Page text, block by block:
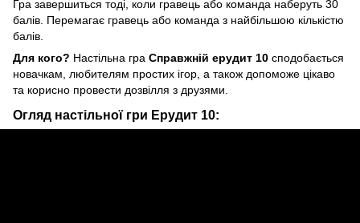
Гра завершиться тоді, коли гравець або команда наберуть 30
балів. Перемагає гравець або команда з найбільшою кількістю
балів.
Для кого? Настільна гра Справжній ерудит 10 сподобається
новачкам, любителям простих ігор, а також допоможе цікаво
та корисно провести дозвілля з друзями.
Огляд настільної гри Ерудит 10: